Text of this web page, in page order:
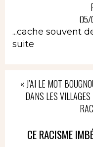
05/
...cache souvent
suite
« J’AI LE MOT
DANS LES
CE RACISME